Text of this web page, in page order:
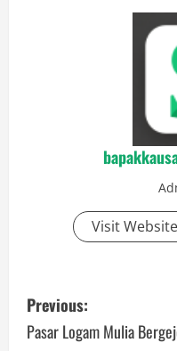
Visit Website
P
o
Previous:
Pasar Logam Mulia